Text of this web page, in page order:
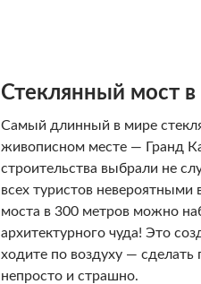
Стеклянный мост в
Самый длинный в мире
живописном месте — Гранд
строительства выбрали не
всех туристов невероятными
моста в 300 метров можно
архитектурного чуда! Это
ходите по воздуху —
непросто и страшно.